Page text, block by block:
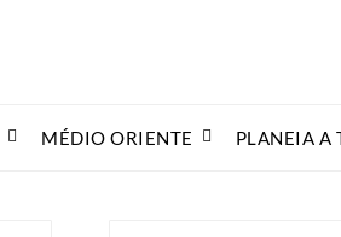
MÉDIO ORIENTE PLANEIA A